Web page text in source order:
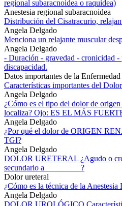
regional subaracnoidea o raquídea)
Anestesia regional subaracnoidea
Distribución del Cisatracurio,
Angela Delgado
Menciona un relajante muscular
Angela Delgado
- Duración - gravedad - cronicidad
discapacidad.
Datos importantes de la
Características importantes del
Angela Delgado
¿Cómo es el tipo del dolor de
localiza? Ojo: ES EL MÁS
Angela Delgado
¿Por qué el dolor de ORIGEN
TGI?
Angela Delgado
DOLOR URETERAL ¿Agudo o
secundario a_________?
Dolor ureteral
¿Cómo es la técnica de la Anestesia
Angela Delgado
DOLOR UROLÓGICO